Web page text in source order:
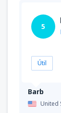
Barb
United
5
Útil